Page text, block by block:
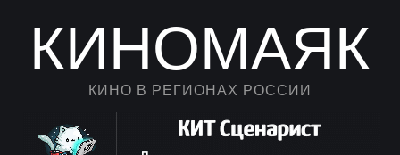
КИНОМАЯК
КИНО В РЕГИОНАХ РОССИИ